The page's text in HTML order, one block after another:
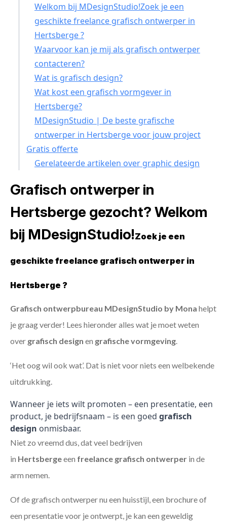
Welkom bij MDesignStudio!Zoek je een
geschikte freelance grafisch ontwerper in
Hertsberge ?
Waarvoor kan je mij als grafisch ontwerper
contacteren?
Wat is grafisch design?
Wat kost een grafisch vormgever in
Hertsberge?
MDesignStudio | De beste grafische
ontwerper in Hertsberge voor jouw project
Gratis offerte
Gerelateerde artikelen over graphic design
Grafisch ontwerper in
Hertsberge gezocht? Welkom
bij MDesignStudio!Zoek je een
geschikte freelance grafisch ontwerper in
Hertsberge ?
Grafisch ontwerpbureau MDesignStudio by Mona helpt
je graag verder! Lees hieronder alles wat je moet weten
over grafisch design en grafische vormgeving
‘Het oog wil ook wat’. Dat is niet voor niets een welbekende
uitdrukking.
Wanneer je iets wilt promoten – een presentatie, een
product, je bedrijfsnaam – is een goed grafisch
design onmisbaar.
Niet zo vreemd dus, dat veel bedrijven
in Hertsbergeeen freelance grafisch ontwerper in de
arm nemen.
Of de grafisch ontwerper nu een huisstijl, een brochure of
een presentatie voor je ontwerpt, je kan een geweldig